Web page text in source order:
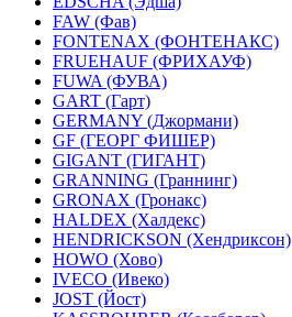
FAW (Фав)
FONTENAX (ФОНТЕНАКС)
FRUEHAUF (ФРИХАУФ)
FUWA (ФУВА)
GART (Гарт)
GERMANY (Джормани)
GF (ГЕОРГ ФИШЕР)
GIGANT (ГИГАНТ)
GRANNING (Граннинг)
GRONAX (Гронакс)
HALDEX (Халдекс)
HENDRICKSON (Хендриксон)
HOWO (Хово)
IVECO (Ивеко)
JOST (Йост)